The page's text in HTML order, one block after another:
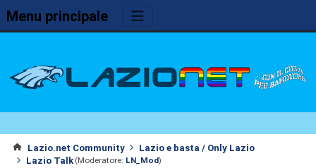
Menu principale
Lazio.net Community
Lazio e basta / Only Lazio
Lazio Talk (Moderatore: LN_Mod)